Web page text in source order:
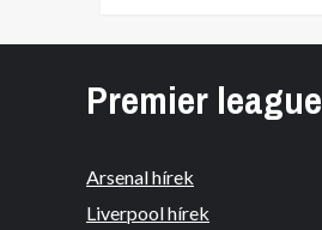
Premier league
Arsenal hírek
Liverpool hírek